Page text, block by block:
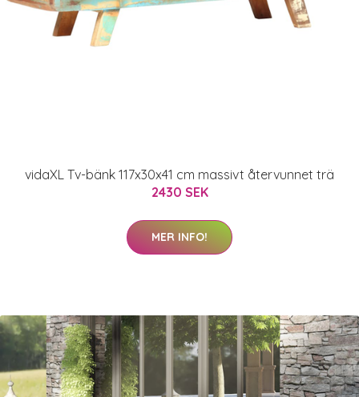
vidaXL Tv-bänk 117x30x41 cm massivt återvunnet trä
2430 SEK
MER INFO!